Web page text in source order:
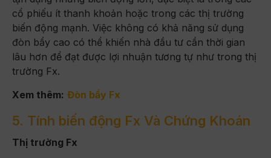
cổ phiếu ít thanh khoản hoặc trong các thị trường
biến động mạnh. Việc không có khả năng sử dụng
đòn bẩy cao có thể khiến nhà đầu tư cần thời gian
lâu hơn để đạt được lợi nhuận tương tự như trong thị
trường Fx.
Xem thêm: Đòn bẩy Fx
5. Tính biến động Fx Và Chứng Khoán
Thị trường Fx